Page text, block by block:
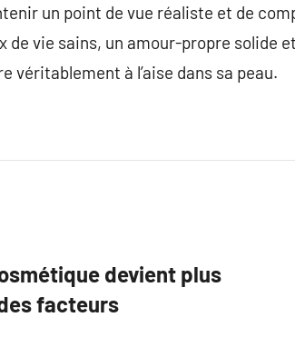
un point de vue réaliste et de
de vie sains, un amour-propre solide
véritablement à l’aise dans sa peau.
devient plus
facteurs